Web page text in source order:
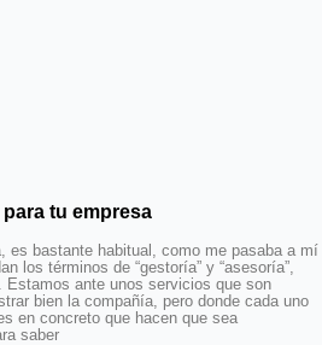
tu empresa
es bastante habitual, como me pasaba a mí
los términos de “gestoría” y “asesoría”,
Estamos ante unos servicios que son
bien la compañía, pero donde cada uno
en concreto que hacen que sea
saber